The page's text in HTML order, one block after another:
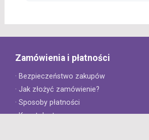
Zamówienia i płatności
· Bezpieczeństwo zakupów
· Jak złożyć zamówienie?
· Sposoby płatności
· Koszt dostawy